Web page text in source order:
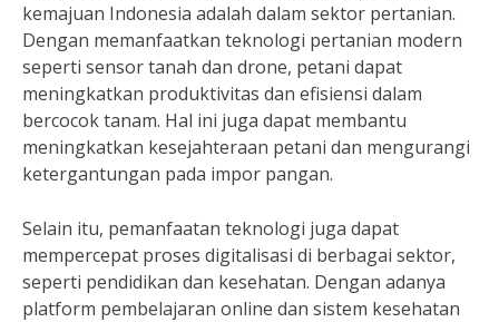
kemajuan Indonesia adalah dalam sektor pertanian.
Dengan memanfaatkan teknologi pertanian modern
seperti sensor tanah dan drone, petani dapat
meningkatkan produktivitas dan efisiensi dalam
bercocok tanam. Hal ini juga dapat membantu
meningkatkan kesejahteraan petani dan mengurangi
ketergantungan pada impor pangan.
Selain itu, pemanfaatan teknologi juga dapat
mempercepat proses digitalisasi di berbagai sektor,
seperti pendidikan dan kesehatan. Dengan adanya
platform pembelajaran online dan sistem kesehatan